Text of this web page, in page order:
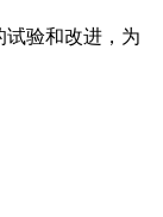
试验和改进，为